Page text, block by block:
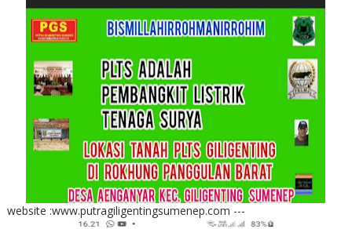
website :www.putragiligentingsumenep.com ---